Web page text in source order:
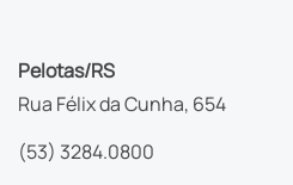
Pelotas/RS
Rua Félix da Cunha, 654
(53) 3284.0800